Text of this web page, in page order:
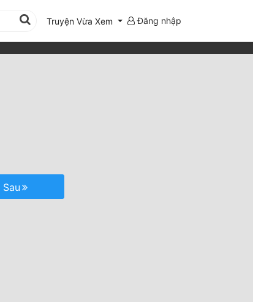
Truyện Vừa Xem Đăng nhập
Sau